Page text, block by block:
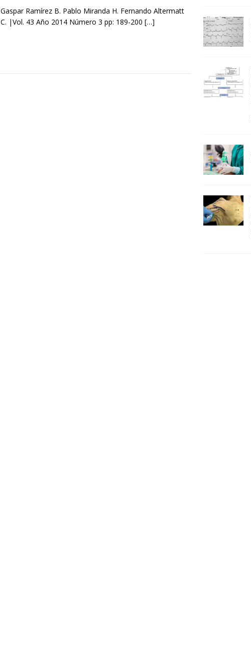
Gaspar Ramírez B. Pablo Miranda H. Fernando Altermatt
C. |Vol. 43 Año 2014 Número 3 pp: 189-200 […]